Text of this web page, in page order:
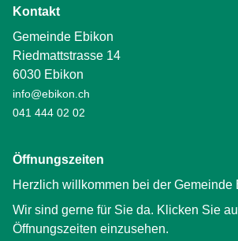
Kontakt
Gemeinde Ebikon
Riedmattstrasse 14
6030 Ebikon
info@ebikon.ch
041 444 02 02
Öffnungszeiten
Herzlich willkommen bei der Gemeinde
Wir sind gerne für Sie da. Klicken Sie
Öffnungszeiten einzusehen.